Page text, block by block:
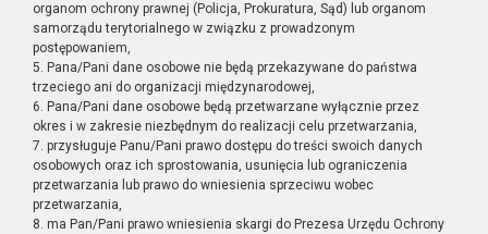
organom ochrony prawnej (Policja, Prokuratura, Sąd) lub organom
samorządu terytorialnego w związku z prowadzonym
postępowaniem,
5. Pana/Pani dane osobowe nie będą przekazywane do państwa
trzeciego ani do organizacji międzynarodowej,
6. Pana/Pani dane osobowe będą przetwarzane wyłącznie przez
okres i w zakresie niezbędnym do realizacji celu przetwarzania,
7. przysługuje Panu/Pani prawo dostępu do treści swoich danych
osobowych oraz ich sprostowania, usunięcia lub ograniczenia
przetwarzania lub prawo do wniesienia sprzeciwu wobec
przetwarzania,
8. ma Pan/Pani prawo wniesienia skargi do Prezesa Urzędu Ochrony